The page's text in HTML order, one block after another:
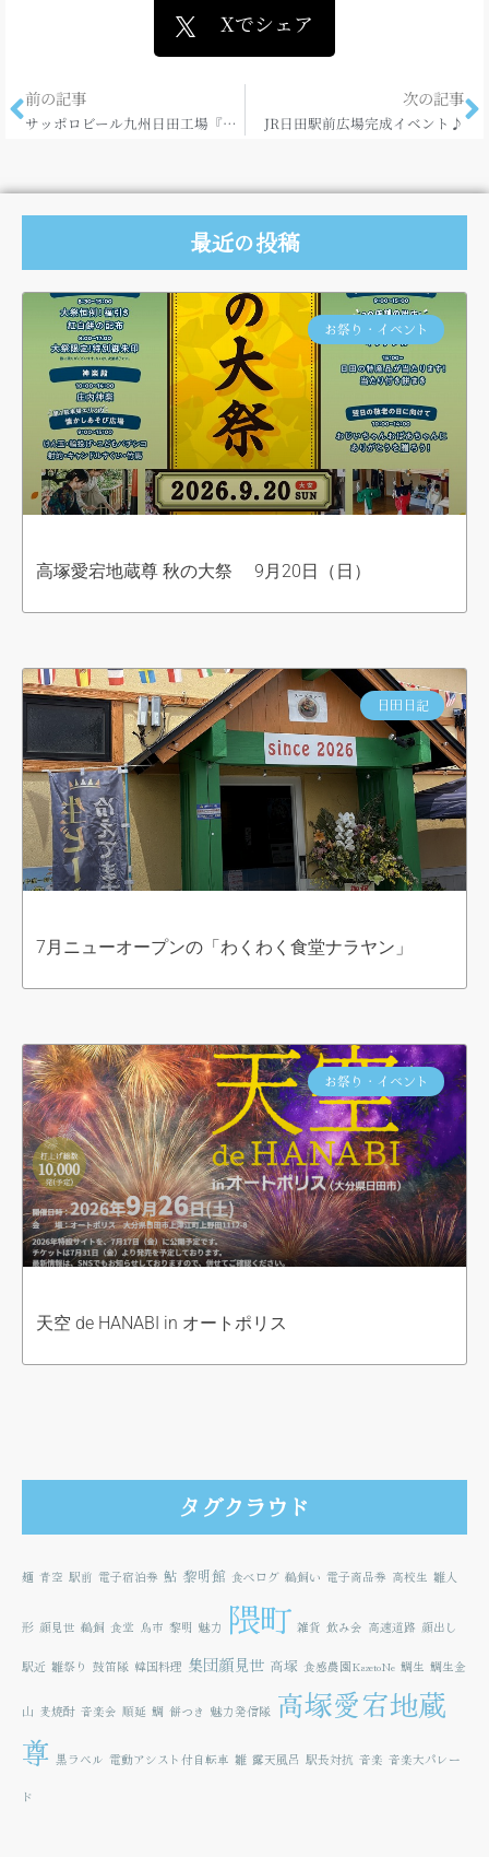
Xでシェア
前の記事
サッポロビール九州日田工場『ヱビスツアー』に参加してきました！
次の記事
JR日田駅前広場完成イベント♪
最近の投稿
お祭り・イベント
高塚愛宕地蔵尊 秋の大祭 9月20日（日）
日田日記
7月ニューオープンの「わくわく食堂ナラヤン」
お祭り・イベント
天空 de HANABI in オートポリス
タグクラウド
麺 青空 駅前 電子宿泊券 鮎 黎明館 食べログ 鵜飼い 電子商品券 高校生 雛人
形 顔見世 鵜飼 食堂 鳥市 黎明 魅力 隈町 雑貨 飲み会 高速道路 顔出し
駅近 雛祭り 鼓笛隊 韓国料理 集団顔見世 高塚 食感農園KazetoNe 鯛生 鯛生金
山 麦焼酎 音楽会 順延 鯛 餅つき 魅力発信隊 高塚愛宕地蔵
尊 黒ラベル 電動アシスト付自転車 雛 露天風呂 駅長対抗 音楽 音楽大パレー
ド